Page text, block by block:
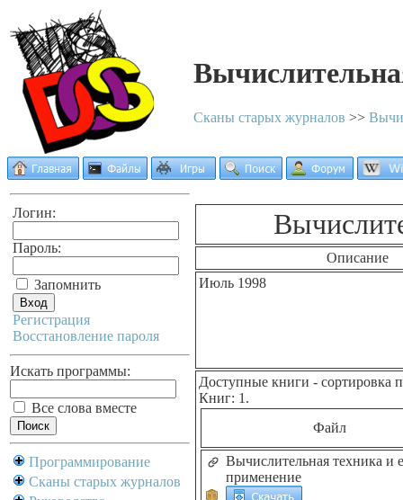
Сканы старых журналов >>
Логин:
Пароль:
Запомнить
Регистрация
Восстановление пароля
Искать программы:
Все слова вместе
Программирование
Сканы старых журналов
Описание
Июль 1998
Доступные книги - сортировка
Книг: 1.
Файл
Вычислительная техника и
применение